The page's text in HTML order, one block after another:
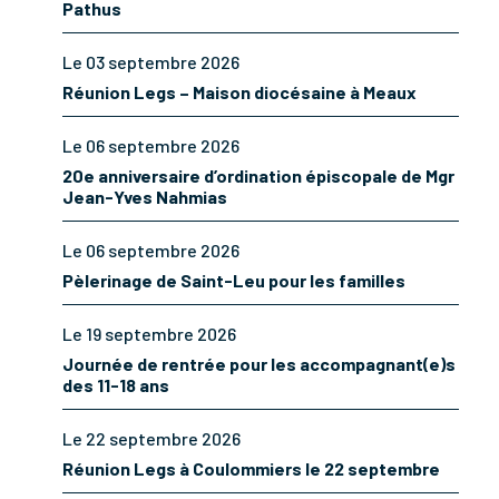
Pathus
Le 03 septembre 2026
Réunion Legs – Maison diocésaine à Meaux
Le 06 septembre 2026
20e anniversaire d’ordination épiscopale de Mgr
Jean-Yves Nahmias
Le 06 septembre 2026
Pèlerinage de Saint-Leu pour les familles
Le 19 septembre 2026
Journée de rentrée pour les accompagnant(e)s
des 11-18 ans
Le 22 septembre 2026
Réunion Legs à Coulommiers le 22 septembre